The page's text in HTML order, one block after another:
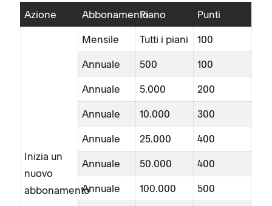
Azione AbbonamentoPiano Punti
Inizia un
nuovo
abbonamento
Mensile Tutti i piani 100
Annuale 500 100
Annuale 5.000 200
Annuale 10.000 300
Annuale 25.000 400
Annuale 50.000 400
Annuale 100.000 500